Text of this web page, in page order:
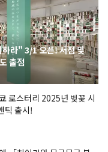
하라" 3/1 오픈! 서점 및
출점
로스터리 2025년 벚꽃 시
틱 출시!